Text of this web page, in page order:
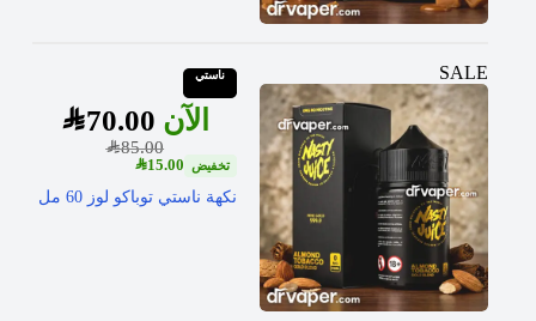
SALE ناستي
SAR85.00
SAR70.00
SAR15.00
نكهة ناستي توباكو لوز 60 مل